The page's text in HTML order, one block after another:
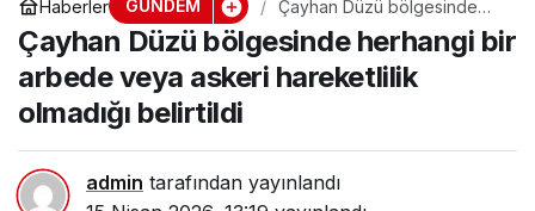
Haberler GÜNDEM
Çayhan Düzü bölgesinde
herhangi bir arbede veya
askeri hareketlilik olmadığı
belirtildi
Çayhan Düzü bölgesinde herhangi bir
arbede veya askeri hareketlilik
olmadığı belirtildi
admin tarafından yayınlandı